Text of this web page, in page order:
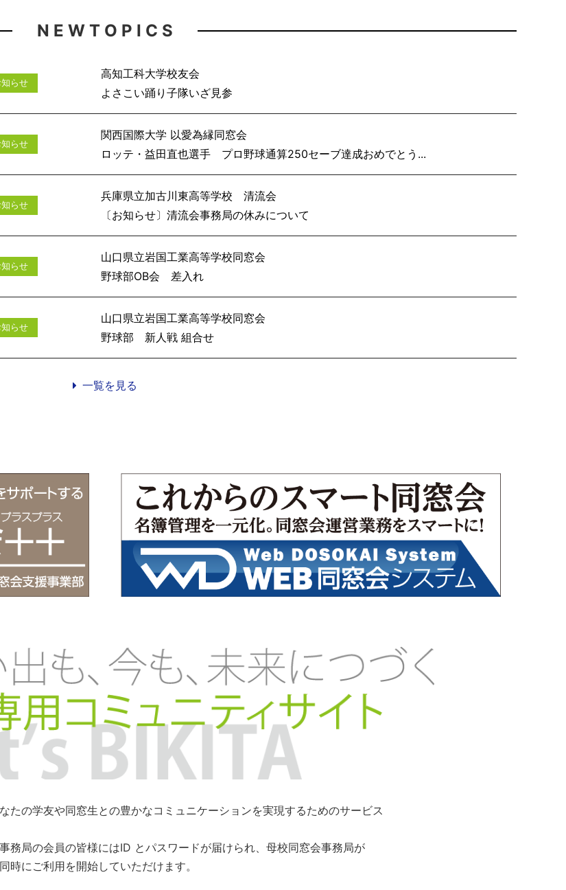
N E W T O P I C S
知らせ
高知工科大学校友会
よさこい踊り子隊いざ見参
知らせ
関西国際大学 以愛為縁同窓会
ロッテ・益田直也選手 プロ野球通算250セーブ達成おめでとう...
知らせ
兵庫県立加古川東高等学校 清流会
〔お知らせ〕清流会事務局の休みについて
知らせ
山口県立岩国工業高等学校同窓会
野球部OB会 差入れ
知らせ
山口県立岩国工業高等学校同窓会
野球部 新人戦 組合せ
一覧を見る
たの学友や同窓生との豊かなコミュニケーションを実現するためのサービス
務局の会員の皆様にはID とパスワードが届けられ、母校同窓会事務局が
にご利用を開始していただけます。